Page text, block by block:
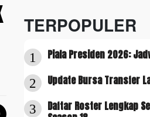
TERPOPULER
1 Piala Presiden 2026:
2 Update Bursa Transfer
3
Daftar Roster Lengkap